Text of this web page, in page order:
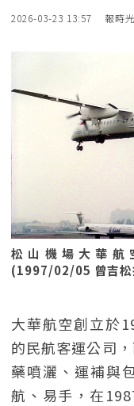
2026-03-23 13:57 報時光
松山機場大華航
(1997/02/05 曾吉松
大華航空創立於
的民航客運公司
藥噴灑、運補與
航、易手，在